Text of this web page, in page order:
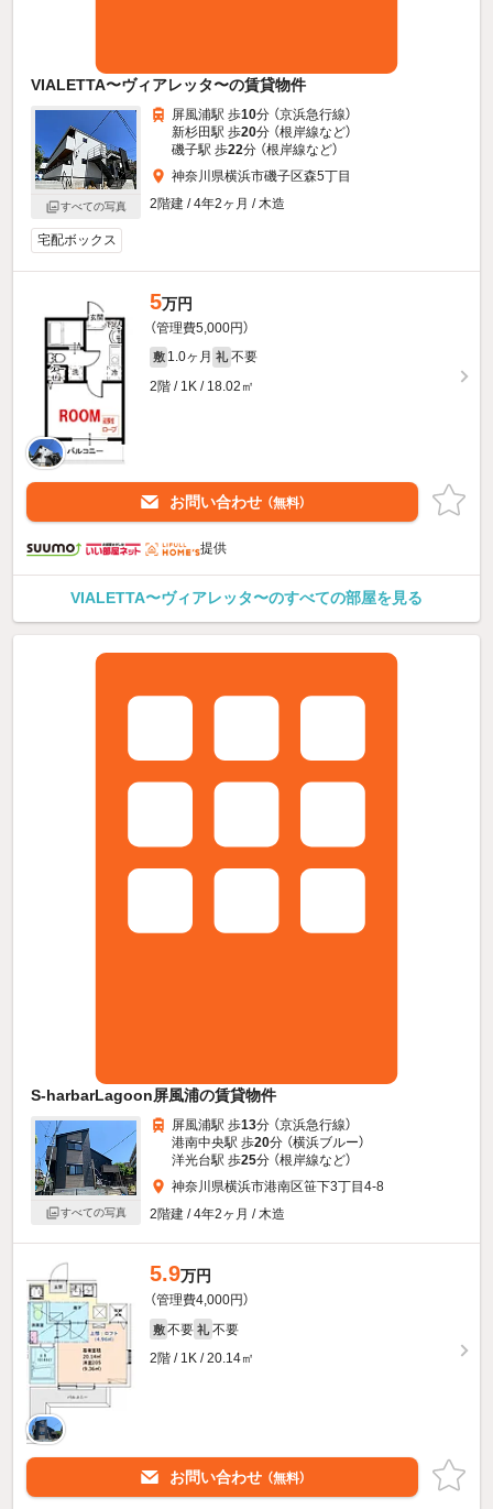
VIALETTA〜ヴィアレッタ〜の賃貸物件
すべての写真
屏風浦駅 歩10分 （京浜急行線）
新杉田駅 歩20分 （根岸線など）
磯子駅 歩22分 （根岸線など）
神奈川県横浜市磯子区森5丁目
2階建 / 4年2ヶ月 / 木造
宅配ボックス
5万円
（管理費5,000円）
敷 1.0ヶ月 礼 不要
2階 / 1K / 18.02㎡
お問い合わせ （無料）
提供
VIALETTA〜ヴィアレッタ〜のすべての部屋を見る
S-harbarLagoon屏風浦の賃貸物件
すべての写真
屏風浦駅 歩13分 （京浜急行線）
港南中央駅 歩20分 （横浜ブルー）
洋光台駅 歩25分 （根岸線など）
神奈川県横浜市港南区笹下3丁目4-8
2階建 / 4年2ヶ月 / 木造
5.9万円
（管理費4,000円）
敷 不要 礼 不要
2階 / 1K / 20.14㎡
お問い合わせ （無料）